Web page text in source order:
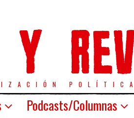
POLÍTICA
Podcasts/Columnas